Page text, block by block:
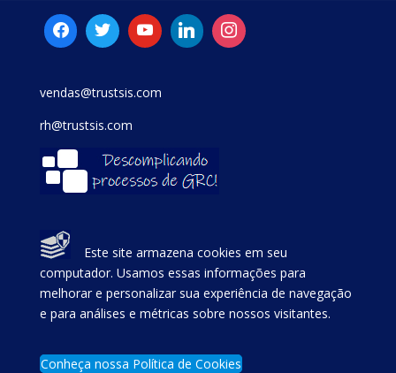
vendas@trustsis.com
rh@trustsis.com
Este site armazena cookies em seu
computador. Usamos essas informações para
melhorar e personalizar sua experiência de navegação
e para análises e métricas sobre nossos visitantes.
Conheça nossa Política de Cookies